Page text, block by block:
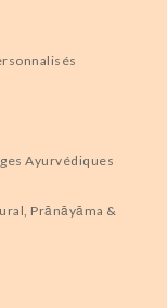
Ayurvédiques
Prānāyāma &